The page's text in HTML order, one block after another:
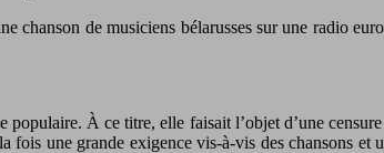
chanson de musiciens bélarusses sur une radio
À ce titre, elle faisait l’objet d’une
fois une grande exigence vis-à-vis des chansons